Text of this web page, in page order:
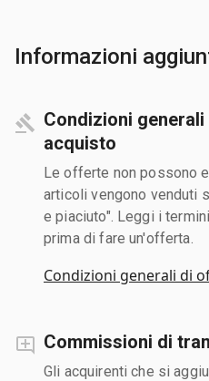
Informazioni
Condizioni
acquisto
Le offerte non possono
articoli vengono venduti
e piaciuto". Leggi i
prima di fare un'offerta.
Condizioni generali di
Commissioni di
Gli acquirenti che si